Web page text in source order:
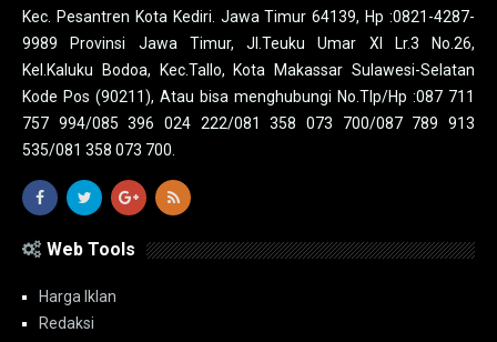
Kec. Pesantren Kota Kediri. Jawa Timur 64139, Hp :0821-4287-
9989 Provinsi Jawa Timur, Jl.Teuku Umar XI Lr.3 No.26,
Kel.Kaluku Bodoa, Kec.Tallo, Kota Makassar Sulawesi-Selatan
Kode Pos (90211), Atau bisa menghubungi No.Tlp/Hp :087 711
757 994/085 396 024 222/081 358 073 700/087 789 913
535/081 358 073 700.
Web Tools
Harga Iklan
Redaksi